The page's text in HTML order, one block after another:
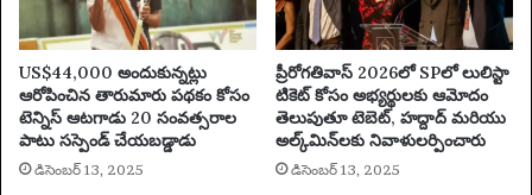
US$44,000 అందుకున్నట్లు
ఆరోపించిన తారుమారు పథకం కోసం
టెన్నిస్ ఆటగాడు 20 సంవత్సరాల
పాటు సస్పెండ్ చేయబడ్డాడు
డిసెంబర్ 13, 2025
ప్రీరోగతివాస్ 2026లో SPలో లులిస్టా
టికెట్ కోసం అభ్యర్థులకు ఆమోదం
తెలుపుతూ టెబెట్, హద్దాద్ మరియు
అల్క్‌మిన్‌లకు నివాళులర్పించారు
డిసెంబర్ 13, 2025